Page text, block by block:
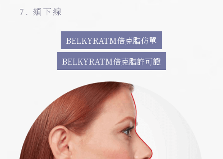
頦下線
BELKYRATM倍克脂仿單
BELKYRATM倍克脂許可證